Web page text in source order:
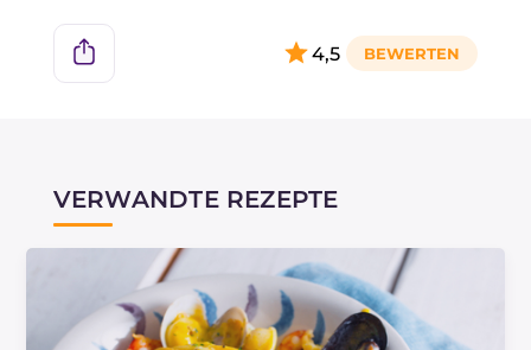
4,5
VERWANDTE REZEPTE